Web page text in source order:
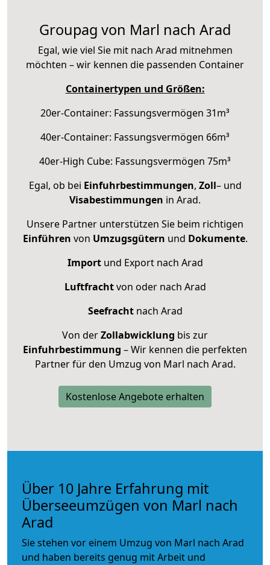
Groupag von Marl nach Arad
Egal, wie viel Sie mit nach Arad mitnehmen
möchten – wir kennen die passenden Container
Containertypen und Größen:
20er-Container: Fassungsvermögen 31m³
40er-Container: Fassungsvermögen 66m³
40er-High Cube: Fassungsvermögen 75m³
Egal, ob bei Einfuhrbestimmungen, Zoll– und
Visabestimmungen in Arad.
Unsere Partner unterstützen Sie beim richtigen
Einführen von Umzugsgütern und Dokumente.
Importund Export nach Arad
Luftfrachtvon oder nach Arad
Seefrachtnach Arad
Von derZollabwicklung bis zur
Einfuhrbestimmung – Wir kennen die perfekten
Partner für den Umzug von Marl nach Arad.
Kostenlose Angebote erhalten
Über 10 Jahre Erfahrung mit
Überseeumzügen von Marl nach
Arad
Sie stehen vor einem Umzug von Marl nach Arad
und haben bereits genug mit Arbeit und